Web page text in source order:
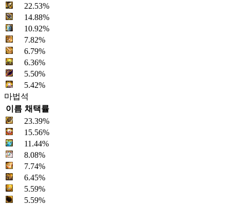
22.53%
14.88%
10.92%
7.82%
6.79%
6.36%
5.50%
5.42%
마법석
이름 채택률
23.39%
15.56%
11.44%
8.08%
7.74%
6.45%
5.59%
5.59%